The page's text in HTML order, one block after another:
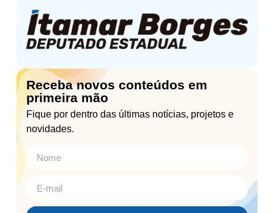
Receba novos conteúdos em
primeira mão
Fique por dentro das últimas notícias, projetos e
novidades.